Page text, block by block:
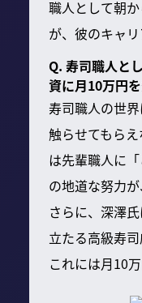
職人として朝
が、彼のキャ
Q. 寿司職人と
資に月10万円
寿司職人の世
触らせてもら
は先輩職人に
の地道な努力
さらに、深澤
立たる高級寿
これには月10